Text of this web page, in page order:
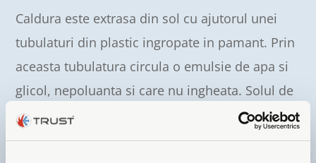
Caldura este extrasa din sol cu ajutorul unei
tubulaturi din plastic ingropate in pamant. Prin
aceasta tubulatura circula o emulsie de apa si
glicol, nepoluanta si care nu ingheata. Solul de
deasupra colectorului nu trebuie sub nici o
forma sa fie blocat de cladiri, asfalt sau beton.